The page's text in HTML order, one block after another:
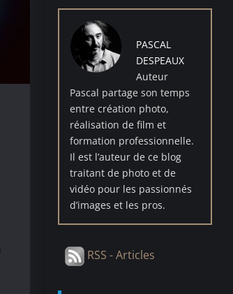
PASCAL
DESPEAUX
Auteur
Pascal partage son temps
entre création photo,
réalisation de film et
formation professionnelle.
Il est l’auteur de ce blog
traitant de photo et de
vidéo pour les passionnés
d’images et les pros.
RSS - Articles